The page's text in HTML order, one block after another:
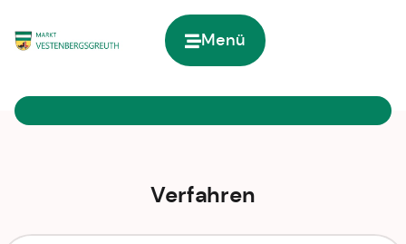
Menü
Verfahren